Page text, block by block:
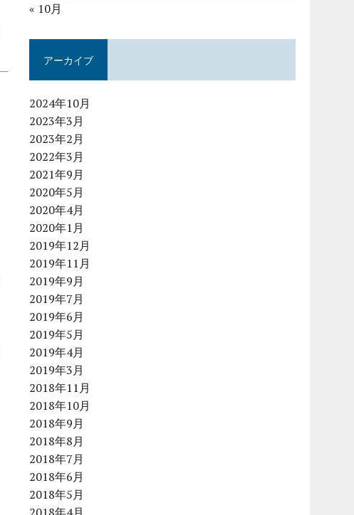
« 10月
アーカイブ
2024年10月
2023年3月
2023年2月
2022年3月
2021年9月
2020年5月
2020年4月
2020年1月
2019年12月
2019年11月
2019年9月
2019年7月
2019年6月
2019年5月
2019年4月
2019年3月
2018年11月
2018年10月
2018年9月
2018年8月
2018年7月
2018年6月
2018年5月